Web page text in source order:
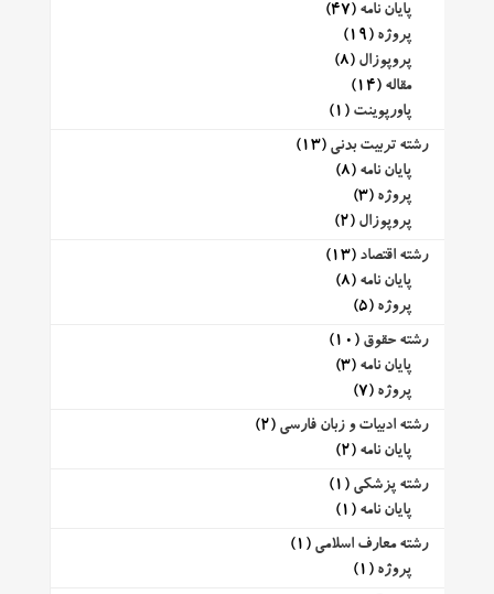
پایان نامه (47)
پروژه (19)
پروپوزال (8)
مقاله (14)
پاورپوینت (1)
رشته تربیت بدنی (13)
پایان نامه (8)
پروژه (3)
پروپوزال (2)
رشته اقتصاد (13)
پایان نامه (8)
پروژه (5)
رشته حقوق (10)
پایان نامه (3)
پروژه (7)
رشته ادبیات و زبان فارسی (2)
پایان نامه (2)
رشته پزشکی (1)
پایان نامه (1)
رشته معارف اسلامی (1)
پروژه (1)